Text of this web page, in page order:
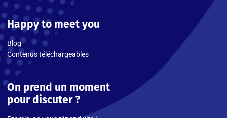
Happy to meet you
Blog
Contenus téléchargeables
On prend un moment
pour discuter ?